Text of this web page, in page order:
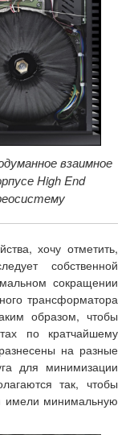
взаимное
High End
хочу отметить,
собственной
сокращении
трансформатора
образом, чтобы
по кратчайшему
на разные
для минимизации
так, чтобы
минимальную